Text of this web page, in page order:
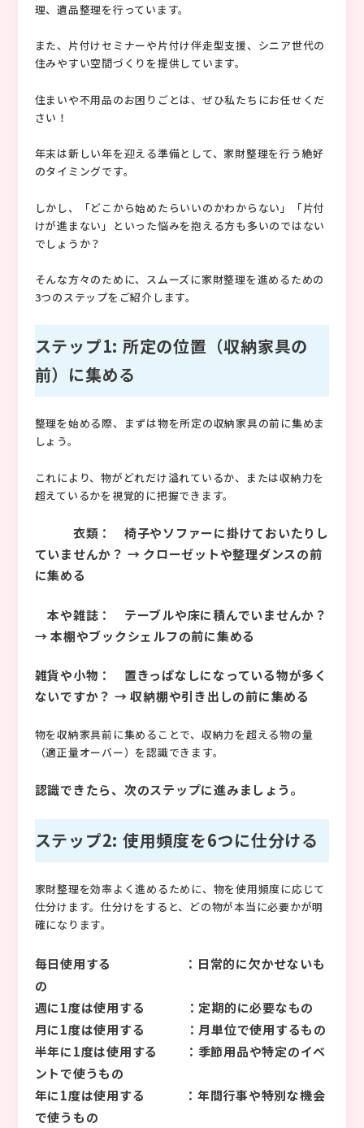
理、遺品整理を行っています。
また、片付けセミナーや片付け伴走型支援、シニア世代の
住みやすい空間づくりを提供しています。
住まいや不用品のお困りごとは、ぜひ私たちにお任せくだ
さい！
年末は新しい年を迎える準備として、家財整理を行う絶好
のタイミングです。
しかし、「どこから始めたらいいのかわからない」「片付
けが進まない」といった悩みを抱える方も多いのではない
でしょうか？
そんな方々のために、スムーズに家財整理を進めるための
3つのステップをご紹介します。
ステップ1: 所定の位置（収納家具の
前）に集める
整理を始める際、まずは物を所定の収納家具の前に集めま
しょう。
これにより、物がどれだけ溢れているか、または収納力を
超えているかを視覚的に把握できます。
衣類： 椅子やソファーに掛けておいたりし
ていませんか？ → クローゼットや整理ダンスの前
に集める
本や雑誌： テーブルや床に積んでいませんか？
→ 本棚やブックシェルフの前に集める
雑貨や小物： 置きっぱなしになっている物が多く
ないですか？ → 収納棚や引き出しの前に集める
物を収納家具前に集めることで、収納力を超える物の量
（適正量オーバー）を認識できます。
認識できたら、次のステップに進みましょう。
ステップ2: 使用頻度を6つに仕分ける
家財整理を効率よく進めるために、物を使用頻度に応じて
仕分けます。仕分けをすると、どの物が本当に必要かが明
確になります。
毎日使用する ：日常的に欠かせないも
の
週に1度は使用する ：定期的に必要なもの
月に1度は使用する ：月単位で使用するもの
半年に1度は使用する ：季節用品や特定のイベ
ントで使うもの
年に1度は使用する ：年間行事や特別な機会
で使うもの